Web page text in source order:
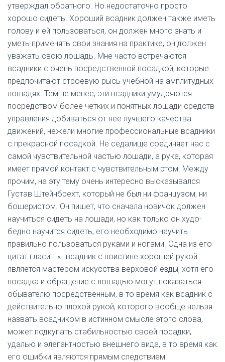
утверждал обратного. Но недостаточно просто
хорошо сидеть. Хороший всадник должен также иметь
голову и ей пользоваться, он должен много знать и
уметь применять свои знания на практике, он должен
уважать свою лошадь. Мне часто встречаются
всадники с очень посредственной посадкой, которые
предпочитают строевую рысь учебной на амплитудных
лошадях. Тем не менее, эти всадники умудряются
посредством более четких и понятных лошади средств
управления добиваться от нее лучшего качества
движений, нежели многие профессиональные всадники
с прекрасной посадкой. Не седалище соединяет нас с
самой чувствительной частью лошади, а рука, которая
имеет прямой контакт с чувствительным ртом. Между
прочим, на эту тему очень интересно высказывался
Густав Штейнбрехт, который не был ни французом, ни
бошеристом. Он пишет, что сначала новичок должен
научиться сидеть на лошади, но как только он худо-
бедно научится сидеть, его необходимо научить
правильно пользоваться руками и ногами. Одна из его
цитат гласит: «…всадник с поистине хорошей рукой
является мастером искусства верховой езды, хотя его
посадка и обращение с лошадью могут показаться
обывателю посредственным, в то время как всадник с
действительно плохой рукой, которого вообще нельзя
назвать всадником в истинном смысле этого слова,
может подкупать стабильностью своей посадки,
удалью и элегантностью внешнего вида, в то время как
его ошибки являются прямым следствием